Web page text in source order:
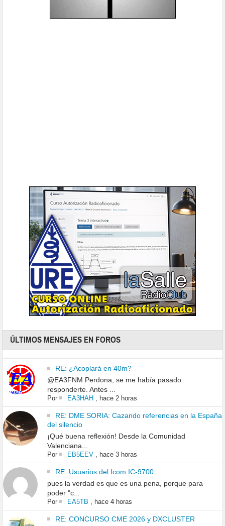
ÚLTIMOS MENSAJES EN FOROS
RE: ¿Acoplará en 40m?
@EA3FNM Perdona, se me había pasado
responderte. Antes ...
Por EA3HAH , hace 2 horas
RE: DME SORIA: Cazando referencias en la España
del silencio
¡Qué buena reflexión! Desde la Comunidad
Valenciana...
Por EB5EEV, hace 3 horas
RE: Usuarios del Icom IC-9700
pues la verdad es que es una pena, porque para
poder "c...
Por EA5TB , hace 4 horas
RE: CONCURSO CME 2026 y DXCLUSTER